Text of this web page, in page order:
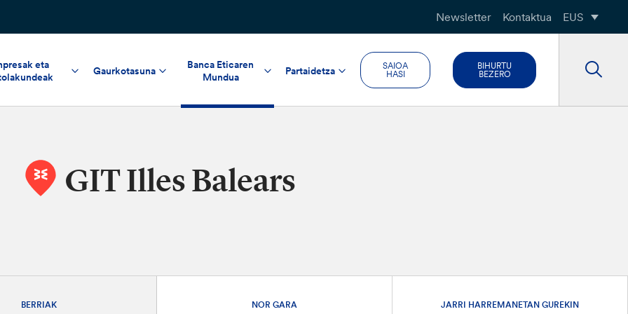
Newsletter Kontaktua EUS
eta
Gaurkotasuna
Banca Eticaren
Mundua
Partaidetza
SAIOA
HASI
BIHURTU
BEZERO
GIT Illes Balears
BERRIAK NOR GARA JARRI HARREMANETAN GUREKIN